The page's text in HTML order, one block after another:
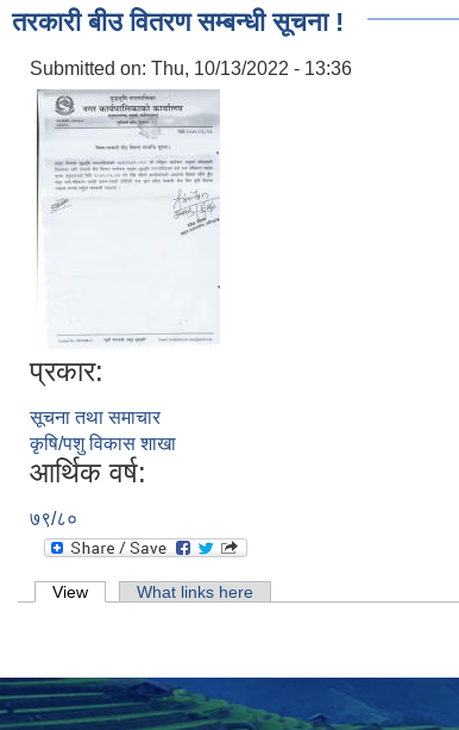
तरकारी बीउ वितरण सम्बन्धी सूचना !
Submitted on: Thu, 10/13/2022 - 13:36
प्रकार:
सूचना तथा समाचार
कृषि/पशु विकास शाखा
आर्थिक वर्ष:
७९/८०
Primary tabs
View (active tab)What links here